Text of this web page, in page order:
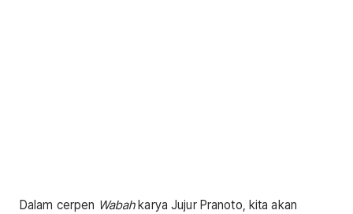
Dalam cerpen Wabahkarya Jujur Pranoto, kita akan